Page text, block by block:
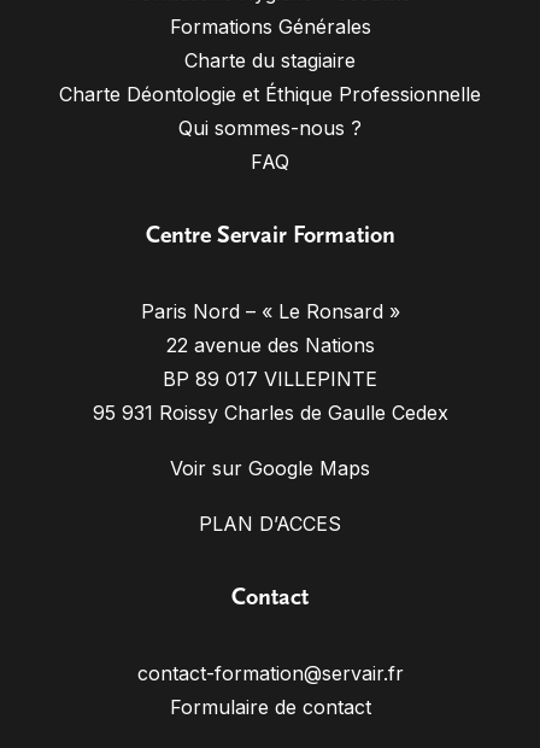
Formations Générales
Charte du stagiaire
Charte Déontologie et Éthique Professionnelle
Qui sommes-nous ?
FAQ
Centre Servair Formation
Paris Nord – « Le Ronsard »
22 avenue des Nations
BP 89 017 VILLEPINTE
95 931 Roissy Charles de Gaulle Cedex
Voir sur Google Maps
PLAN D’ACCES
Contact
contact-formation@servair.fr
Formulaire de contact